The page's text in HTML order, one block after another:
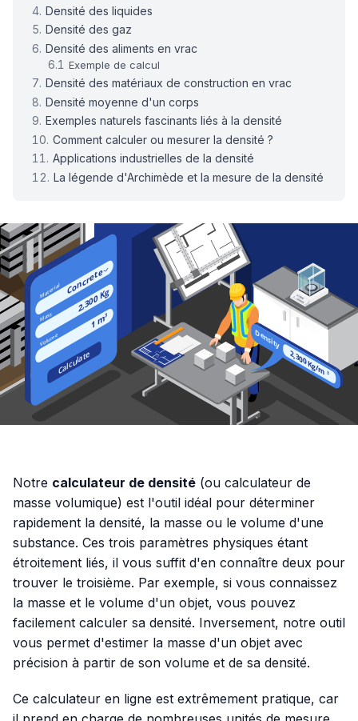
Densité des liquides
Densité des gaz
Densité des aliments en vrac
Exemple de calcul
Densité des matériaux de construction en vrac
Densité moyenne d'un corps
Exemples naturels fascinants liés à la densité
Comment calculer ou mesurer la densité ?
Applications industrielles de la densité
La légende d'Archimède et la mesure de la densité
Notre calculateur de densité (ou calculateur de
masse volumique) est l'outil idéal pour déterminer
rapidement la densité, la masse ou le volume d'une
substance. Ces trois paramètres physiques étant
étroitement liés, il vous suffit d'en connaître deux pour
trouver le troisième. Par exemple, si vous connaissez
la masse et le volume d'un objet, vous pouvez
facilement calculer sa densité. Inversement, notre outil
vous permet d'estimer la masse d'un objet avec
précision à partir de son volume et de sa densité.
Ce calculateur en ligne est extrêmement pratique, car